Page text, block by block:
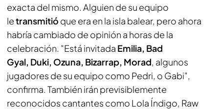
exacta del mismo. Alguien de su equipo
letransmitió que era en la isla balear, pero ahora
habría cambiado de opinión a horas de la
celebración. "Está invitada Emilia, Bad
Gyal, Duki, Ozuna, Bizarrap, Morad, algunos
jugadores de su equipo como Pedri, o Gabi",
confirma. También irán previsiblemente
reconocidos cantantes como Lola Índigo, Raw